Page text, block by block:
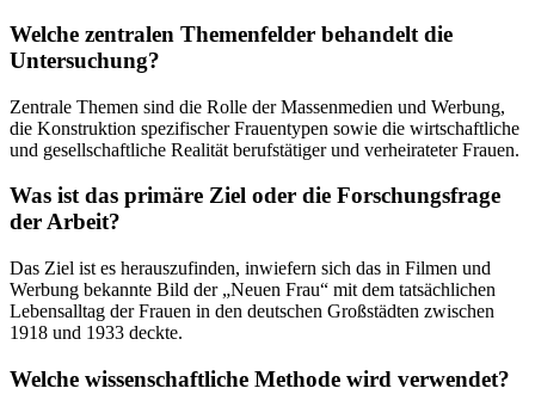
Welche zentralen Themenfelder behandelt die
Untersuchung?
Zentrale Themen sind die Rolle der Massenmedien und Werbung,
die Konstruktion spezifischer Frauentypen sowie die wirtschaftliche
und gesellschaftliche Realität berufstätiger und verheirateter Frauen.
Was ist das primäre Ziel oder die Forschungsfrage
der Arbeit?
Das Ziel ist es herauszufinden, inwiefern sich das in Filmen und
Werbung bekannte Bild der „Neuen Frau“ mit dem tatsächlichen
Lebensalltag der Frauen in den deutschen Großstädten zwischen
1918 und 1933 deckte.
Welche wissenschaftliche Methode wird verwendet?